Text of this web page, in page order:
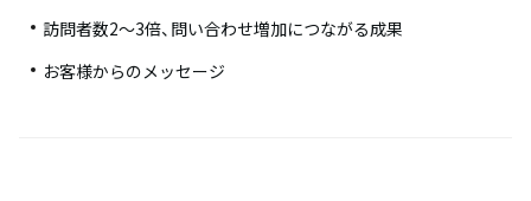
訪問者数2〜3倍、問い合わせ増加につながる成果
お客様からのメッセージ